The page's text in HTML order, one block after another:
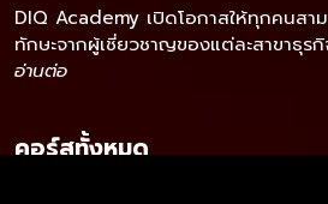
DIQ Academy เปิดโอกาสให้ทุกคนสามารถเรียนรู้และพัฒนา
อ่านต่อ
คอร์สทั้งหมด